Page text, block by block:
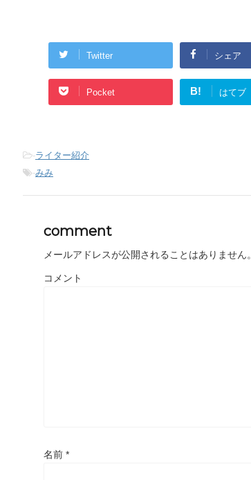
Twitter シェア
Pocket B! はてブ
-ライター紹介
-みみ
comment
メールアドレスが公開されることはありません。
コメント
名前 *